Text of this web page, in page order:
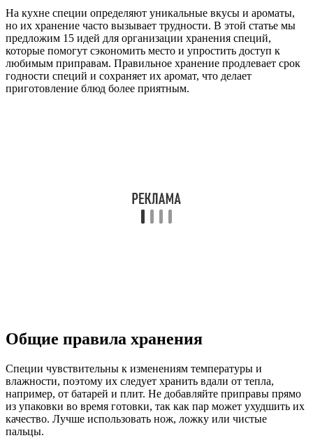
На кухне специи определяют уникальные вкусы и ароматы,
но их хранение часто вызывает трудности. В этой статье мы
предложим 15 идей для организации хранения специй,
которые помогут сэкономить место и упростить доступ к
любимым приправам. Правильное хранение продлевает срок
годности специй и сохраняет их аромат, что делает
приготовление блюд более приятным.
Общие правила хранения
Специи чувствительны к изменениям температуры и
влажности, поэтому их следует хранить вдали от тепла,
например, от батарей и плит. Не добавляйте приправы прямо
из упаковки во время готовки, так как пар может ухудшить их
качество. Лучше использовать нож, ложку или чистые
пальцы.